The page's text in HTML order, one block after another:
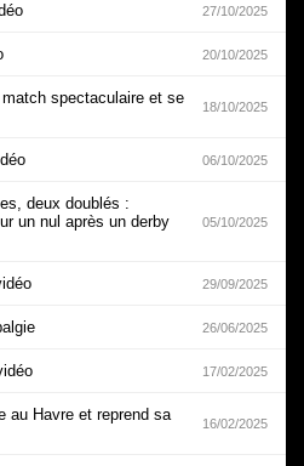
27/10/2025
20/10/2025
spectaculaire et se
18/10/2025
06/10/2025
deux doublés :
un nul après un derby
05/10/2025
29/09/2025
26/06/2025
17/02/2025
au Havre et reprend sa
16/02/2025